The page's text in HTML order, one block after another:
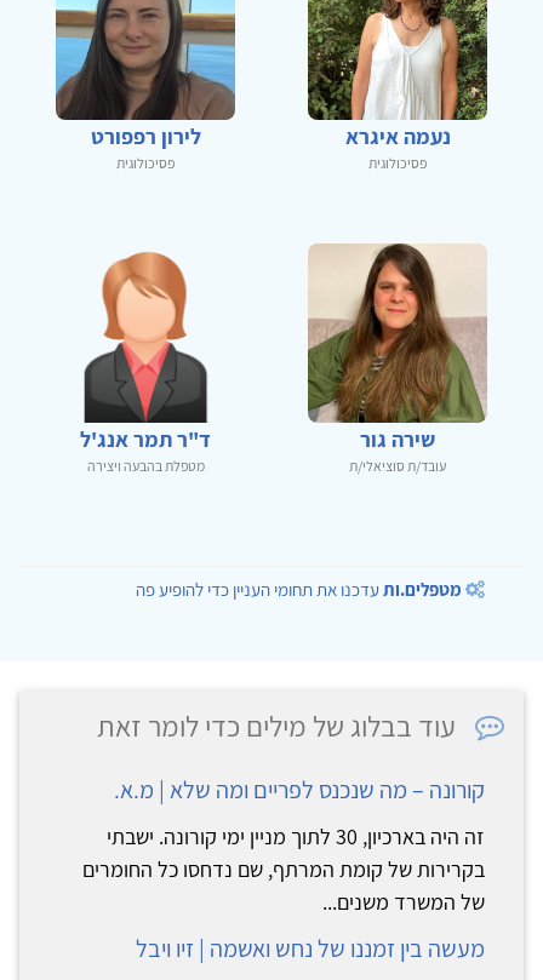
נעמה איגרא
פסיכולוגית
לירון רפפורט
פסיכולוגית
שירה גור
עובד/ת סוציאלי/ת
ד"ר תמר אנג'ל
מטפלת בהבעה ויצירה
מטפלים.ותעדכנו את תחומי העניין כדי להופיע פה
עוד בבלוג של מילים כדי לומר זאת
קורונה – מה שנכנס לפריים ומה שלא | מ.א.
זה היה בארכיון, 30 לתוך מניין ימי קורונה. ישבתי
בקרירות של קומת המרתף, שם נדחסו כל החומרים
של המשרד משנים...
מעשה בין זמננו של נחש ואשמה | זיו ויבל